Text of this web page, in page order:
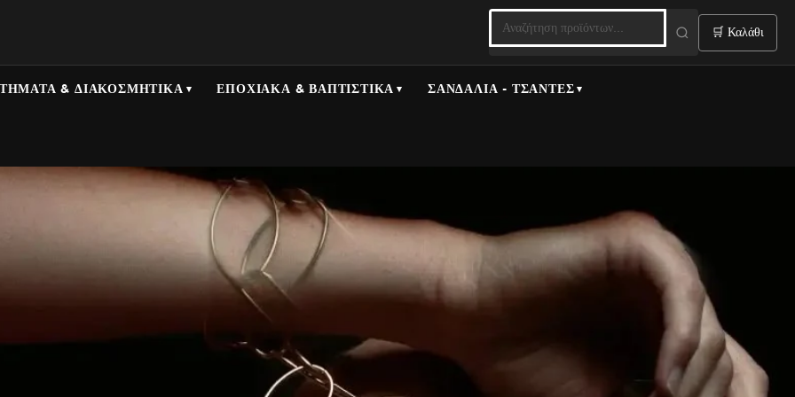
🛒 Καλάθι
& ΔΙΑΚΟΣΜΗΤΙΚΆ ΕΠΟΧΙΑΚΆ & ΒΑΠΤΙΣΤΙΚΆ ΣΑΝΔΆΛΙΑ - ΤΣΆΝΤΕΣ